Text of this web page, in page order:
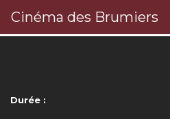
Cinéma des Brumiers
Durée :